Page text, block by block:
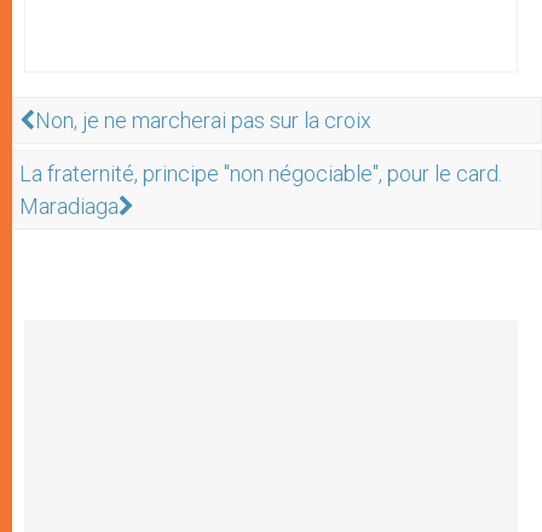
Non, je ne marcherai pas sur la croix
La fraternité, principe "non négociable", pour le card.
Maradiaga